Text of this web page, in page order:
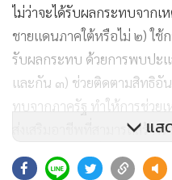
ไม่ว่าจะได้รับผลกระทบจากเ
ชายแดนภาคใต้หรือไม่ ๒) ใช้
รับผลกระทบ ด้วยการพบปะ
และกัน ๓) ช่วยติดตามสิทธิอั
ทบจากภาครัฐ ทำให้การช่วย
ส่งเสริมอาชีพที่สามารถสร้าง
ผลกระทบ และที่สำคัญคือ ๖)
แส